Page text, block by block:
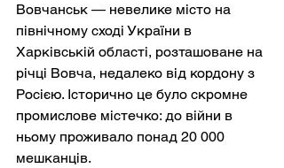
Вовчанськ — невелике місто на
північному сході України в
Харківській області, розташоване на
річці Вовча, недалеко від кордону з
Росією. Історично це було скромне
промислове містечко: до війни в
ньому проживало понад 20 000
мешканців.